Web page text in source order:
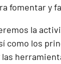
fomentar y
la
como los